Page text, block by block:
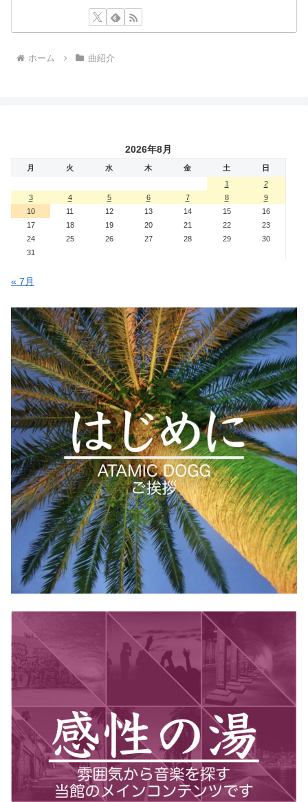
ホーム 曲紹介
2026年8月
月 火 水 木 金 土
日
1
2
3
4 5 6 7 8
9
10
11 12 13 14 15
16
17
18 19 20 21 22
23
24
25 26 27 28 29
30
31
« 7月